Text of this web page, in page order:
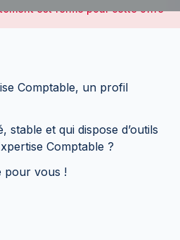
est fermé pour cette offre
Comptable, un profil
stable et qui dispose d’outils
Comptable ?
pour vous !